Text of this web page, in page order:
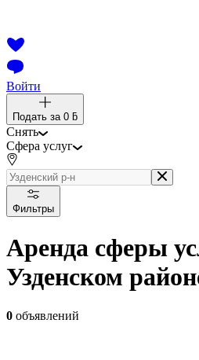
Войти
Подать за 0 ƃ
Снять
Сфера услуг
Фильтры
Аренда сферы
Узденском
0 объявлений